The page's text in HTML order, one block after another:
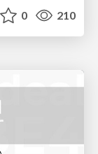
0 210